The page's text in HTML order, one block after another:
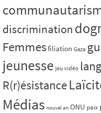
discrimination
Femmesfiliation Gaza
jeunesse jeu vidéo
R(r)ésistance
Médias nouvel an ONU paix